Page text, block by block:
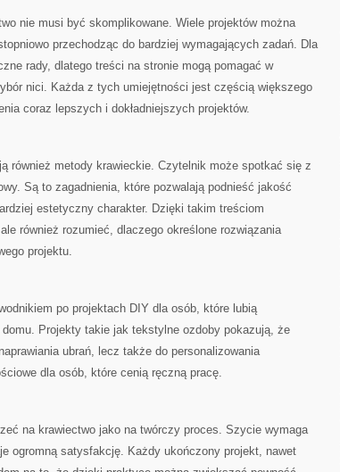
nie musi być skomplikowane. Wiele projektów można
przechodząc do bardziej wymagających zadań. Dla
rady, dlatego treści na stronie mogą pomagać w
nici. Każda z tych umiejętności jest częścią większego
coraz lepszych i dokładniejszych projektów.
również metody krawieckie. Czytelnik może spotkać się z
Są to zagadnienia, które pozwalają podnieść jakość
estetyczny charakter. Dzięki takim treściom
również rozumieć, dlaczego określone rozwiązania
projektu.
po projektach DIY dla osób, które lubią
Projekty takie jak tekstylne ozdoby pokazują, że
ubrań, lecz także do personalizowania
dla osób, które cenią ręczną pracę.
na krawiectwo jako na twórczy proces. Szycie wymaga
ogromną satysfakcję. Każdy ukończony projekt, nawet